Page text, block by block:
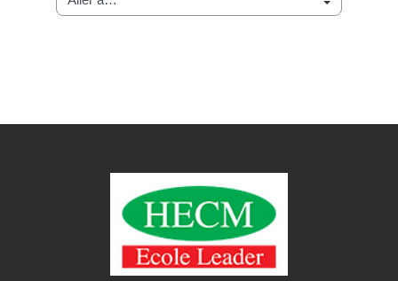
Aller à…